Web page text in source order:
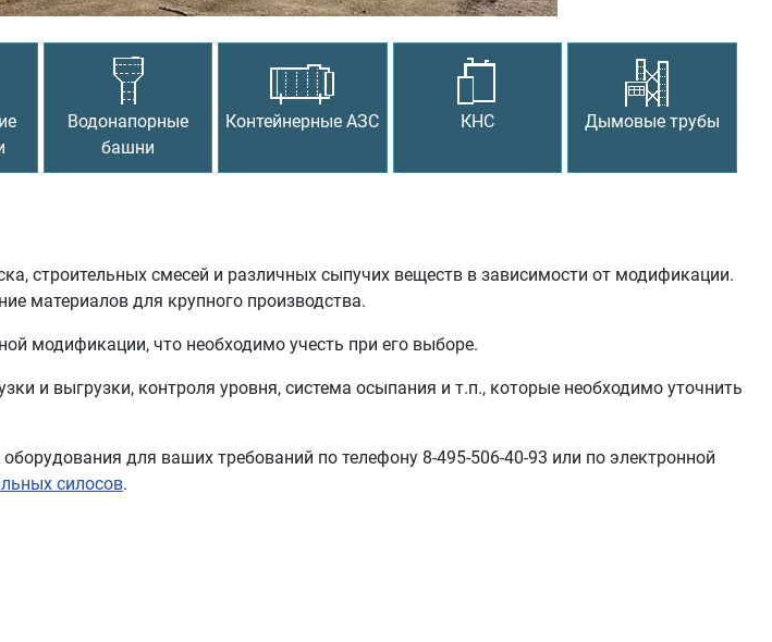
Водонапорные
башни
Контейнерные АЗС КНС Дымовые трубы
строительных смесей и различных сыпучих веществ в зависимости от модификации.
материалов для крупного производства.
модификации, что необходимо учесть при его выборе.
и выгрузки, контроля уровня, система осыпания и т.п., которые необходимо уточнить
для ваших требований по телефону 8-495-506-40-93 или по электронной
силосов.